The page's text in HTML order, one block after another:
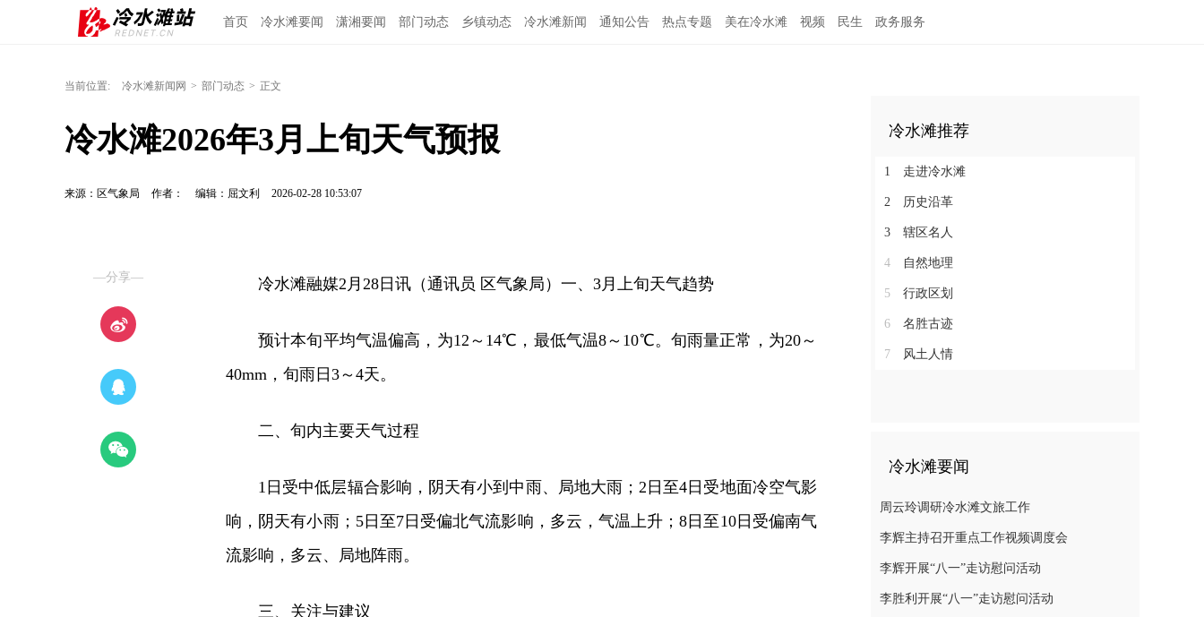
首页 冷水滩要闻 潇湘要闻 部门动态 乡镇动态 冷水滩新闻 通知公告 热点专题 美在冷水滩 视频 民生 政务服务
当前位置: 冷水滩新闻网 > 部门动态 > 正文
冷水滩2026年3月上旬天气预报
来源：区气象局 作者： 编辑：屈文利 2026-02-28 10:53:07
—分享— 冷水滩融媒2月28日讯（通讯员 区气象局）一、3月上旬天气趋势
预计本旬平均气温偏高，为12～14℃，最低气温8～10℃。旬雨量正常，为20～
40mm，旬雨日3～4天。
二、旬内主要天气过程
1日受中低层辐合影响，阴天有小到中雨、局地大雨；2日至4日受地面冷空气影
响，阴天有小雨；5日至7日受偏北气流影响，多云，气温上升；8日至10日受偏南气
流影响，多云、局地阵雨。
三、关注与建议
冷水滩推荐
1 走进冷水滩
2 历史沿革
3 辖区名人
4 自然地理
5 行政区划
6 名胜古迹
7 风土人情
冷水滩要闻
周云玲调研冷水滩文旅工作
李辉主持召开重点工作视频调度会
李辉开展“八一”走访慰问活动
李胜利开展“八一”走访慰问活动